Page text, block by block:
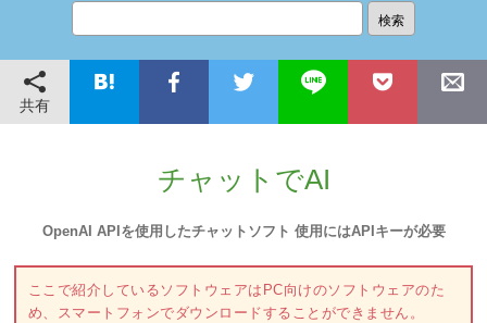
共有
チャットでAI
OpenAI APIを使用したチャットソフト 使用にはAPIキーが必要
ここで紹介しているソフトウェアはPC向けのソフトウェアのた
め、スマートフォンでダウンロードすることができません。